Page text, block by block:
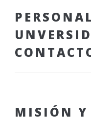
MISIÓN Y